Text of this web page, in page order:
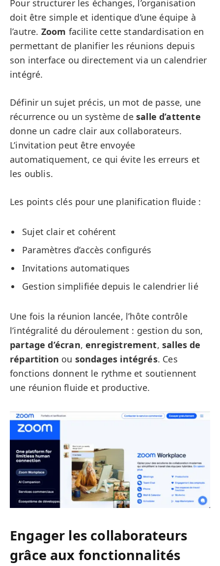
Pour structurer les échanges, l’organisation
doit être simple et identique d’une équipe à
l’autre. Zoom facilite cette standardisation en
permettant de planifier les réunions depuis
son interface ou directement via un calendrier
intégré.
Définir un sujet précis, un mot de passe, une
récurrence ou un système desalle d’attente
donne un cadre clair aux collaborateurs.
L’invitation peut être envoyée
automatiquement, ce qui évite les erreurs et
les oublis.
Les points clés pour une planification fluide :
Sujet clair et cohérent
Paramètres d’accès configurés
Invitations automatiques
Gestion simplifiée depuis le calendrier lié
Une fois la réunion lancée, l’hôte contrôle
l’intégralité du déroulement : gestion du son,
partage d’écran,enregistrement, salles de
répartition ou sondages intégrés. Ces
fonctions donnent le rythme et soutiennent
une réunion fluide et productive.
Engager les collaborateurs
grâce aux fonctionnalités